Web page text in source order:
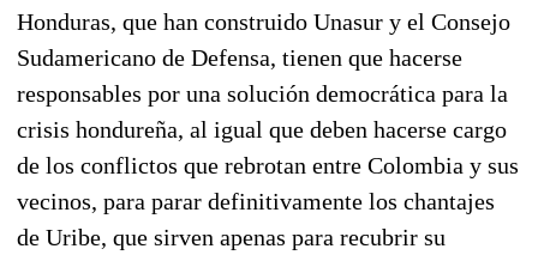
Honduras, que han construido Unasur y el Consejo
Sudamericano de Defensa, tienen que hacerse
responsables por una solución democrática para la
crisis hondureña, al igual que deben hacerse cargo
de los conflictos que rebrotan entre Colombia y sus
vecinos, para parar definitivamente los chantajes
de Uribe, que sirven apenas para recubrir su